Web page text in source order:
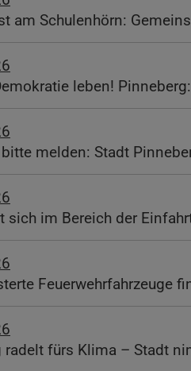
am Schulenhörn:
leben!
melden: Stadt
sich im Bereich der
Feuerwehrfahrzeuge
radelt fürs Klima – Stadt